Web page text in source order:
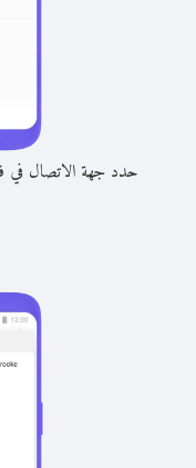
حدد جهة الاتصال في